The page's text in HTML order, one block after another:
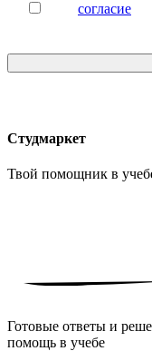
согласие
Студмаркет
Твой помощник в
Готовые ответы и
помощь в учебе